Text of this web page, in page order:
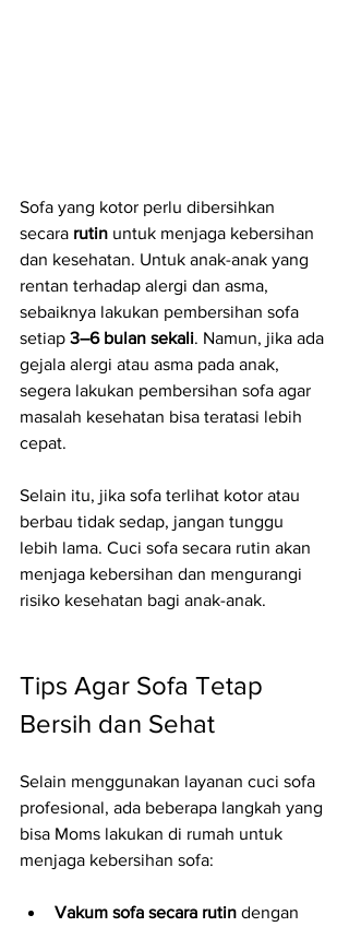
Sofa yang kotor perlu dibersihkan
secara rutin untuk menjaga kebersihan
dan kesehatan. Untuk anak-anak yang
rentan terhadap alergi dan asma,
sebaiknya lakukan pembersihan sofa
setiap 3–6 bulan sekali. Namun, jika ada
gejala alergi atau asma pada anak,
segera lakukan pembersihan sofa agar
masalah kesehatan bisa teratasi lebih
cepat.
Selain itu, jika sofa terlihat kotor atau
berbau tidak sedap, jangan tunggu
lebih lama. Cuci sofa secara rutin akan
menjaga kebersihan dan mengurangi
risiko kesehatan bagi anak-anak.
Tips Agar Sofa Tetap
Bersih dan Sehat
Selain menggunakan layanan cuci sofa
profesional, ada beberapa langkah yang
bisa Moms lakukan di rumah untuk
menjaga kebersihan sofa:
Vakum sofa secara rutin dengan